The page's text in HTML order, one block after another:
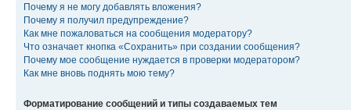
Почему я не могу добавлять вложения?
Почему я получил предупреждение?
Как мне пожаловаться на сообщения модератору?
Что означает кнопка «Сохранить» при создании сообщения?
Почему мое сообщение нуждается в проверки модератором?
Как мне вновь поднять мою тему?
Форматирование сообщений и типы создаваемых тем